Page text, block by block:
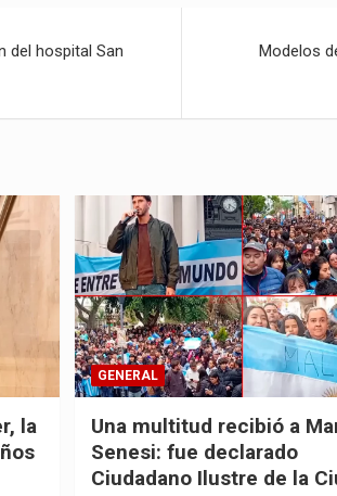
del hospital San
Modelos
la
GENERAL
Una multitud recibió a
Senesi: fue declarado
Ciudadano Ilustre de la